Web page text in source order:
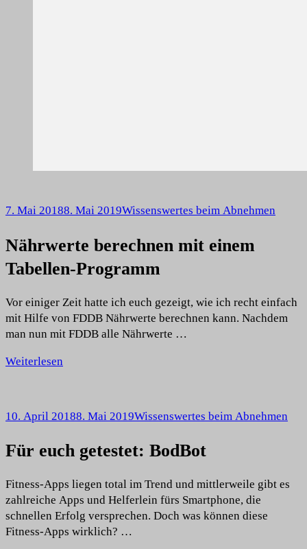
7. Mai 20188. Mai 2019Wissenswertes beim Abnehmen
Nährwerte berechnen mit einem
Tabellen-Programm
Vor einiger Zeit hatte ich euch gezeigt, wie ich recht einfach
mit Hilfe von FDDB Nährwerte berechnen kann. Nachdem
man nun mit FDDB alle Nährwerte …
Weiterlesen
10. April 20188. Mai 2019Wissenswertes beim Abnehmen
Für euch getestet: BodBot
Fitness-Apps liegen total im Trend und mittlerweile gibt es
zahlreiche Apps und Helferlein fürs Smartphone, die
schnellen Erfolg versprechen. Doch was können diese
Fitness-Apps wirklich? …